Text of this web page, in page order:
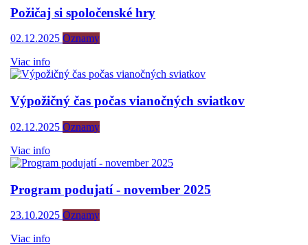
Požičaj si spoločenské hry
02.12.2025 Oznamy
Viac info
Výpožičný čas počas vianočných sviatkov
02.12.2025 Oznamy
Viac info
Program podujatí - november 2025
23.10.2025 Oznamy
Viac info